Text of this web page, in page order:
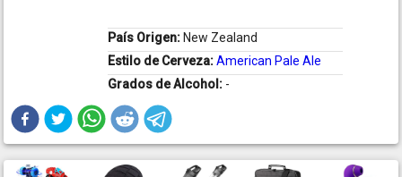
País Origen: New Zealand
Estilo de Cerveza:American Pale Ale
Grados de Alcohol: -